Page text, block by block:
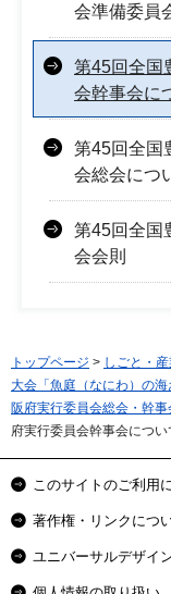
会準備委員
第45回全国
会幹事会に
第45回全国
会総会につ
第45回全国
会会則
トップページ > しごと・
大会「魚庭（なにわ）の海
阪府実行委員会総会・幹
府実行委員会幹事会につい
このサイトのご利用
著作権・リンクにつ
ユニバーサルデザイ